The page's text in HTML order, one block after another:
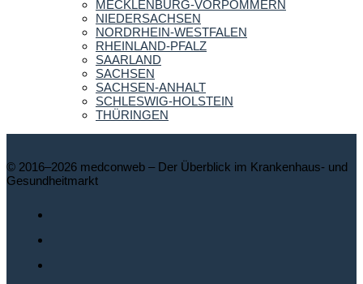
MECKLENBURG-VORPOMMERN
NIEDERSACHSEN
NORDRHEIN-WESTFALEN
RHEINLAND-PFALZ
SAARLAND
SACHSEN
SACHSEN-ANHALT
SCHLESWIG-HOLSTEIN
THÜRINGEN
© 2016–2026 medconweb – Der Überblick im Krankenhaus- und
Gesundheitmarkt